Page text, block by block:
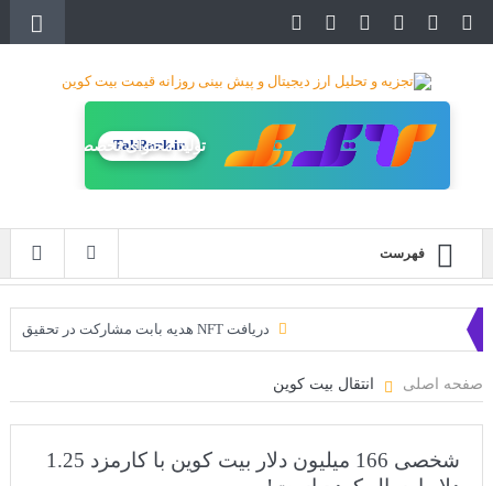
تولید محتوای تخصصی
TakRank.ir
فهرست
دریافت NFT هدیه بابت مشارکت در تحقیق
سه ایردراپ عالی برای این ماه
صفحه اصلی انتقال بیت کوین
شخصی 166 میلیون دلار بیت کوین با کارمزد 1.25